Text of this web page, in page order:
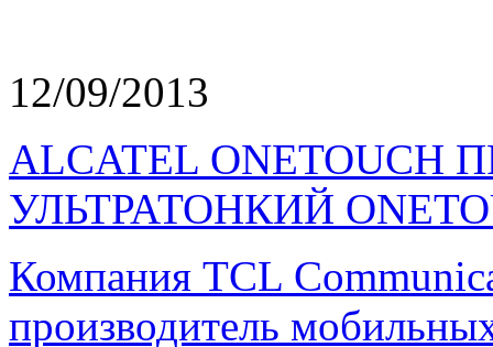
12/09/2013
ALCATEL
УЛЬТРАТОНКИЙ
Компания TCL
производитель